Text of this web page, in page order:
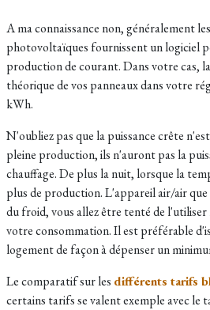
A ma connaissance non, généralement
photovoltaïques fournissent un logiciel
production de courant. Dans votre cas,
théorique de vos panneaux dans votre
kWh.
N'oubliez pas que la puissance crête
pleine production, ils n'auront pas la
chauffage. De plus la nuit, lorsque la
plus de production. L'appareil air/air
du froid, vous allez être tenté de
votre consommation. Il est préférable
logement de façon à dépenser un
Le comparatif sur les différents tarifs
certains tarifs se valent exemple avec le